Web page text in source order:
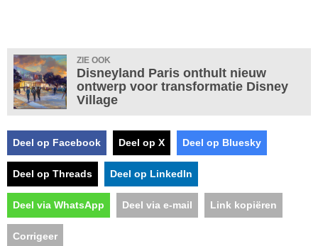
ZIE OOK
Disneyland Paris onthult nieuw
ontwerp voor transformatie Disney
Village
Deel op Facebook Deel op X Deel op Bluesky
Deel op Threads Deel op LinkedIn
Deel via WhatsApp Deel via e-mail Link kopiëren
Corrigeer